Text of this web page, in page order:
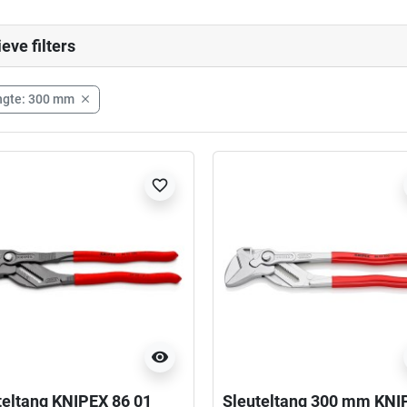
filters
300 mm 
visibility
favorite_border
KNIPEX 86 01
Sleuteltang 300 mm